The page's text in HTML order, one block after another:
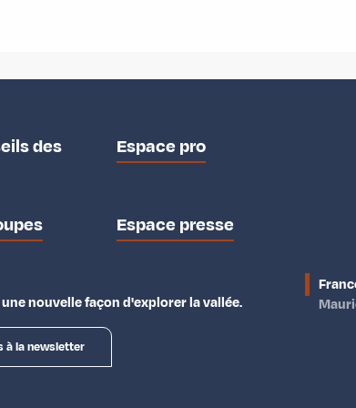
des
Espace pro
Espace presse
nouvelle façon d'explorer la vallée.
à la newsletter